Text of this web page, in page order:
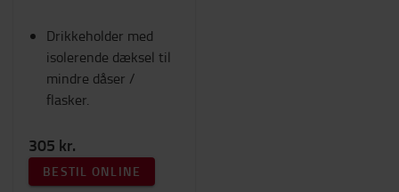
Drikkeholder med
isolerende dæksel til
mindre dåser /
flasker.
305 kr.
BESTIL ONLINE